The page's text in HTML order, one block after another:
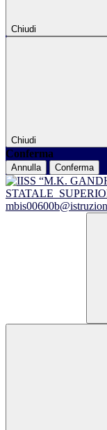
Chiudi
Chiudi
Conferma
Annulla Conferma
STATALE